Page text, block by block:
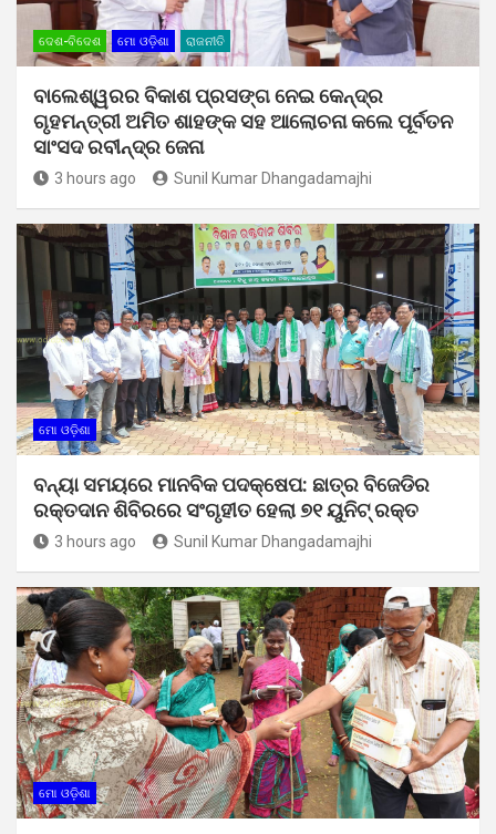
ଦେଶ-ବିଦେଶ ମୋ ଓଡ଼ିଶା ରାଜନୀତି
ବାଲେଶ୍ୱରର ବିକାଶ ପ୍ରସଙ୍ଗ ନେଇ କେନ୍ଦ୍ର
ଗୃହମନ୍ତ୍ରୀ ଅମିତ ଶାହଙ୍କ ସହ ଆଲୋଚନା କଲେ ପୂର୍ବତନ
ସାଂସଦ ରବୀନ୍ଦ୍ର ଜେନା
3 hours ago Sunil Kumar Dhangadamajhi
ମୋ ଓଡ଼ିଶା
ବନ୍ୟା ସମୟରେ ମାନବିକ ପଦକ୍ଷେପ: ଛାତ୍ର ବିଜେଡିର
ରକ୍ତଦାନ ଶିବିରରେ ସଂଗୃହୀତ ହେଲା ୭୧ ୟୁନିଟ୍ ରକ୍ତ
3 hours ago Sunil Kumar Dhangadamajhi
ମୋ ଓଡ଼ିଶା